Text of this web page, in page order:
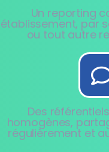
Un reporting
établissement, par
ou tout autre
Des
homogènes,
régulièrement et